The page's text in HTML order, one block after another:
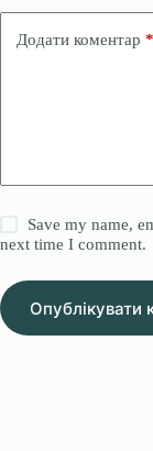
Додати коментар *
Save my name,
next time I comment.
Опублікувати